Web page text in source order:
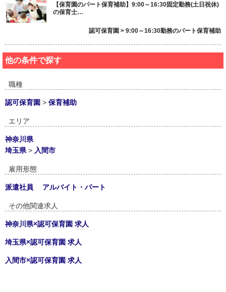
【保育園のパート保育補助】9:00～16:30固定勤務(土日祝休)
の保育士…
認可保育園 > 9:00～16:30勤務のパート保育補助
他の条件で探す
職種
認可保育園 > 保育補助
エリア
神奈川県
埼玉県 > 入間市
雇用形態
派遣社員 アルバイト・パート
その他関連求人
神奈川県×認可保育園 求人
埼玉県×認可保育園 求人
入間市×認可保育園 求人